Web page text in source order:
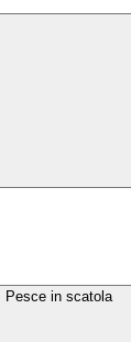
Pesce in scatola